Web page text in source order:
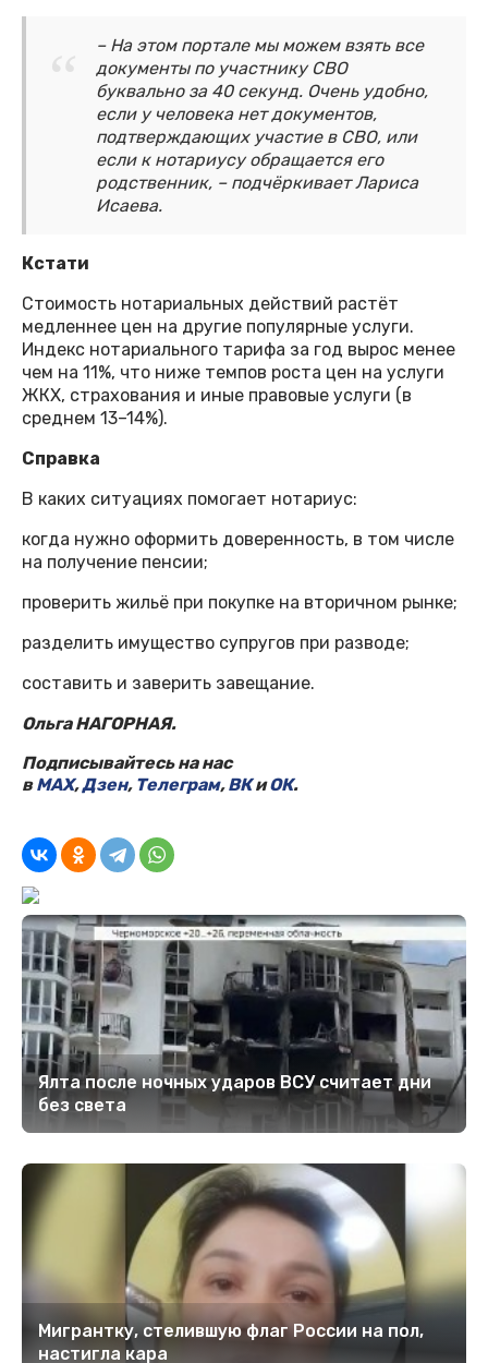
– На этом портале мы можем взять все
документы по участнику СВО
буквально за 40 секунд. Очень удобно,
если у человека нет документов,
подтверждающих участие в СВО, или
если к нотариусу обращается его
родственник, – подчёркивает Лариса
Исаева.
Кстати
Стоимость нотариальных действий растёт
медленнее цен на другие популярные услуги.
Индекс нотариального тарифа за год вырос менее
чем на 11%, что ниже темпов роста цен на услуги
ЖКХ, страхования и иные правовые услуги (в
среднем 13–14%).
Справка
В каких ситуациях помогает нотариус:
когда нужно оформить доверенность, в том числе
на получение пенсии;
проверить жильё при покупке на вторичном рынке;
разделить имущество супругов при разводе;
составить и заверить завещание.
Ольга НАГОРНАЯ.
Подписывайтесь на нас
вMAX,Дзен, Телеграм,ВКиОК.
Ялта после ночных ударов ВСУ считает дни
без света
Мигрантку, стелившую флаг России на пол,
настигла кара